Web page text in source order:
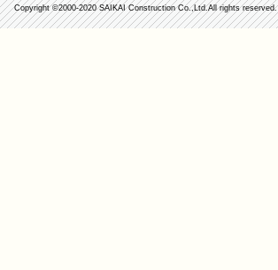
Copyright ©️2000-2020 SAIKAI Construction Co.,Ltd.All rights reserved.